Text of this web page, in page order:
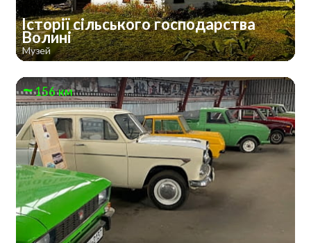
Історії сільського господарства
Волині
Музей
156 км